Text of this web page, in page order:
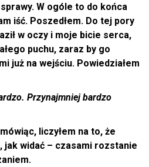
W ogóle to do końca
iść. Poszedłem. Do tej pory
w oczy i moje bicie serca,
puchu, zaraz by go
już na wejściu. Powiedziałem
Przynajmniej bardzo
liczyłem na to, że
jak widać – czasami rozstanie